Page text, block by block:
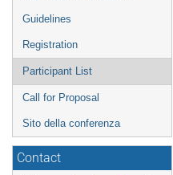
Guidelines
Registration
Participant List
Call for Proposal
Sito della conferenza
Contact